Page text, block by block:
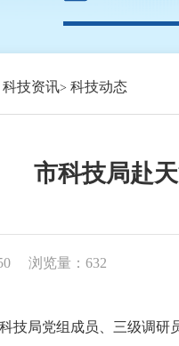
科技资讯 科技动态
市科技局赴
浏览量：632
技局党组成员、三级调